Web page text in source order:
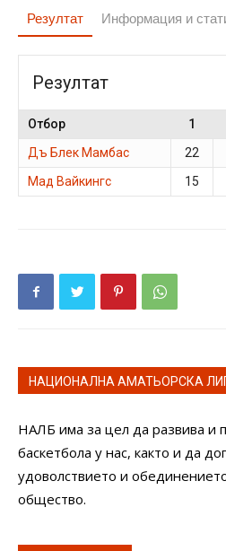
Резултат Информация и
Резултат
Отбор 1
Дъ Блек Мамбас
22
Мад Вайкингс
15
НАЦИОНАЛНА АМАТЬОРСКА
НАЛБ има за цел да развива и
баскетбола у нас, както и да
удоволствието и
общество.